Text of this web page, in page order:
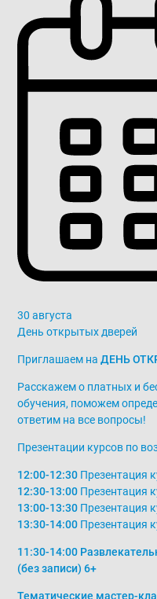
30 августа
День открытых дверей
Приглашаем наДЕНЬ
Расскажем о платных и
обучения, поможем
ответим на все вопросы!
Презентации курсов по
12:00-12:30 Презентация
12:30-13:00 Презентация
13:00-13:30 Презентация
13:30-14:00 Презентация
11:30-14:00
(без записи) 6+
Тематические мастер-